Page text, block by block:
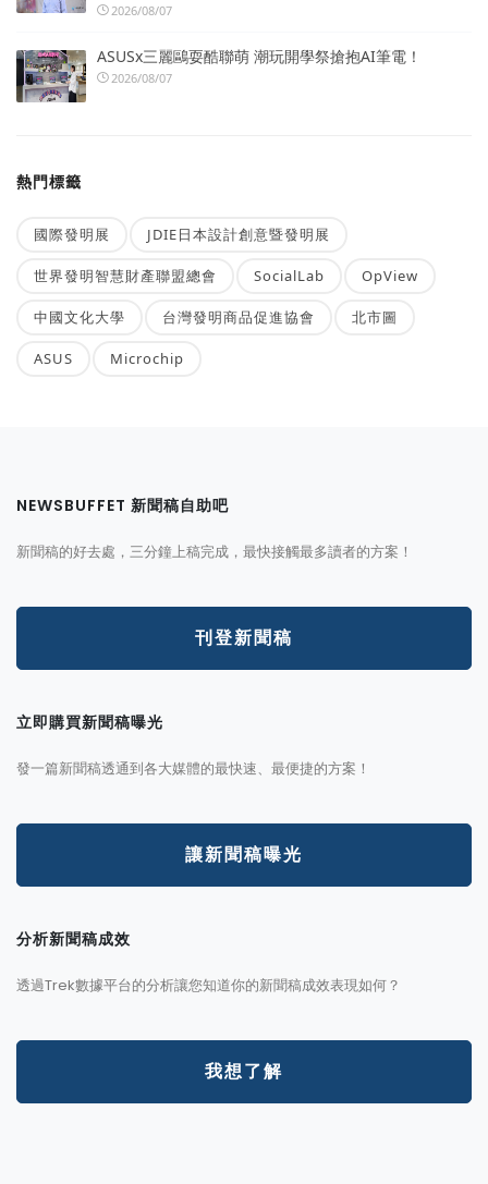
2026/08/07
ASUSx三麗鷗耍酷聯萌 潮玩開學祭搶抱AI筆電！
2026/08/07
熱門標籤
國際發明展 JDIE日本設計創意暨發明展
世界發明智慧財產聯盟總會 SocialLab OpView
中國文化大學 台灣發明商品促進協會 北市圖
ASUS Microchip
NEWSBUFFET 新聞稿自助吧
新聞稿的好去處，三分鐘上稿完成，最快接觸最多讀者的方案！
刊登新聞稿
立即購買新聞稿曝光
發一篇新聞稿透通到各大媒體的最快速、最便捷的方案！
讓新聞稿曝光
分析新聞稿成效
透過Trek數據平台的分析讓您知道你的新聞稿成效表現如何？
我想了解